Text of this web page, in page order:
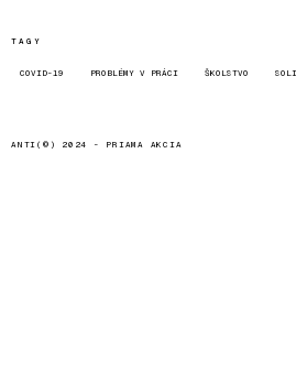
TAGY
COVID-19 PROBLÉMY V PRÁCI ŠKOLSTVO
ANTI(©) 2024 - PRIAMA AKCIA